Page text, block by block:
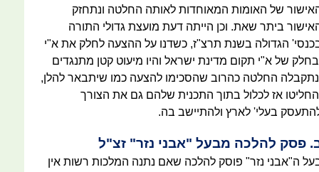
של האומות המאוחדות לאותה החלטה ונתחזק
ביתר שאת. וכן הייתה דעת מועצת גדולי התורה
הגדולה בשנת תרצ"ז, כשדנו על ההצעה לחלק את א"י
של א"י תקום מדינת ישראל והיו מיעוט קטן מתנגדים
החלטה כהרוב שהסכימו להצעה כמו שיתבאר להלן,
אז לכלול בתוך התכנית שלהם גם את הצורך
בעלי' לארץ ולהתיישב בה.
פסק להלכה מבעל "אבני נזר" זצ"ל
ה"אבני נזר" פוסק להלכה שאם נתנה המלכות רשות אין